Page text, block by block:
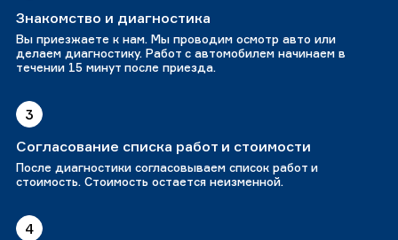
Знакомство и диагностика
Вы приезжаете к нам. Мы проводим осмотр авто или
делаем диагностику. Работ с автомобилем начинаем в
течении 15 минут после приезда.
3
Согласование списка работ и стоимости
После диагностики согласовываем список работ и
стоимость. Стоимость остается неизменной.
4